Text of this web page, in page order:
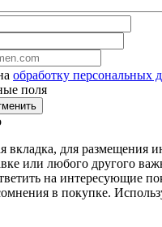
обработку персональных
поля
вкладка, для размещения
или любого другого
на интересующие
в покупке.